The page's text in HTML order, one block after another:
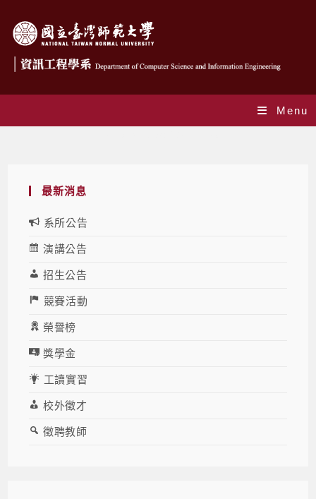
Menu
最新消息
系所公告
演講公告
招生公告
競賽活動
榮譽榜
獎學金
工讀實習
校外徵才
徵聘教師